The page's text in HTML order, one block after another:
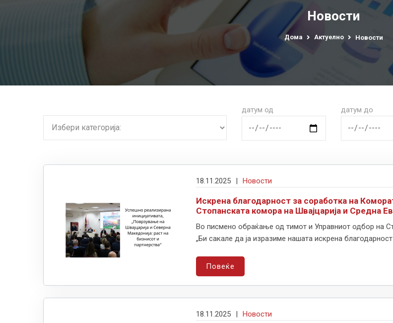
Новости
Дома Актуелно Новости
датум од
датум до
18.11.2025 | Новости
Искрена благодарност за соработка на
Стопанската комора на Швајцарија и Средна
Во писмено обраќање од тимот и Управниот одбор на
„Би сакале да ја изразиме нашата искрена
Повеќе
18.11.2025 | Новости